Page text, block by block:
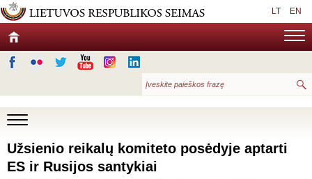
LT EN
Užsienio reikalų komiteto posėdyje aptarti
ES ir Rusijos santykiai